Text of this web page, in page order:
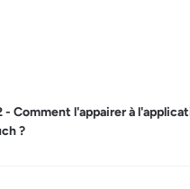
- Comment l'appairer à
?